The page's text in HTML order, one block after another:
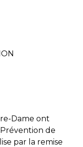
Dame ont
de
par la remise